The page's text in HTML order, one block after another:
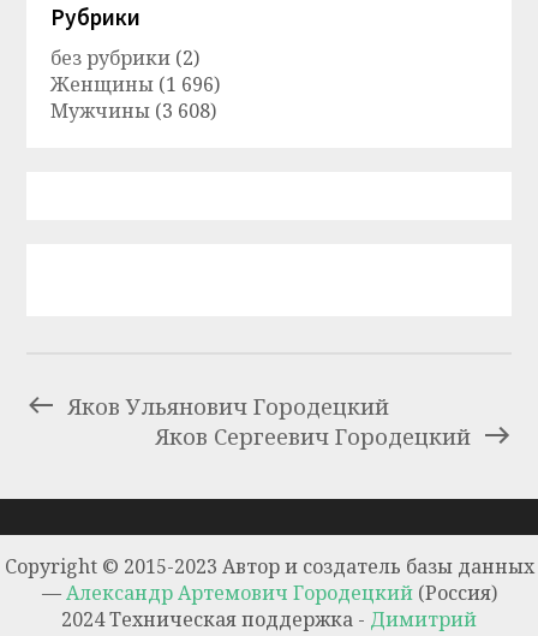
Рубрики
без рубрики (2)
Женщины (1 696)
Мужчины (3 608)
Яков Ульянович Городецкий
Яков Сергеевич Городецкий
Copyright © 2015-2023 Автор и создатель базы данных
—Александр Артемович Городецкий(Россия)
2024 Техническая поддержка - Димитрий